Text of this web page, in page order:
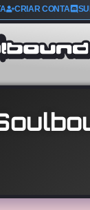
CRIAR CONTA